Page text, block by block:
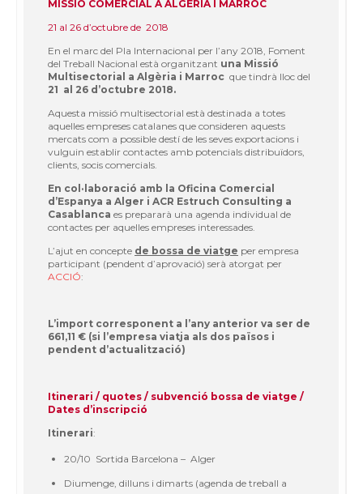
MISSIÓ COMERCIAL A ALGÈRIA I MARROC
21 al 26 d’octubre de 2018
En el marc del Pla Internacional per l’any 2018, Foment
del Treball Nacional està organitzant una Missió
Multisectorial a Algèria i Marroc que tindrà lloc del
21 al 26 d’octubre 2018.
Aquesta missió multisectorial està destinada a totes
aquelles empreses catalanes que consideren aquests
mercats com a possible destí de les seves exportacions i
vulguin establir contactes amb potencials distribuïdors,
clients, socis comercials.
En col·laboració amb la Oficina Comercial
d’Espanya a Alger i ACR Estruch Consulting a
Casablanca es prepararà una agenda individual de
contactes per aquelles empreses interessades.
L’ajut en concepte de bossa de viatge per empresa
participant (pendent d’aprovació) serà atorgat per
ACCIÓ:
L’import corresponent a l’any anterior va ser de
661,11 € (si l’empresa viatja als dos països i
pendent d’actualització)
Itinerari / quotes / subvenció bossa de viatge /
Dates d’inscripció
Itinerari:
20/10 Sortida Barcelona – Alger
Diumenge, dilluns i dimarts (agenda de treball a